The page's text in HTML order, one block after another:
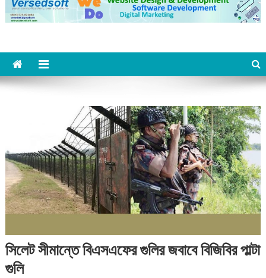
from LONDON
সিলেট সীমান্তে বিএসএফের গুলির জবাবে বিজিবির পাল্টা
গুলি